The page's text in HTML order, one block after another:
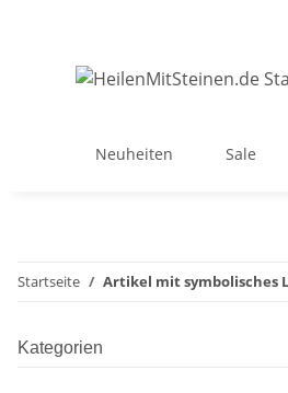
Neuheiten Sale
Startseite Artikel mit symbolisches
Kategorien